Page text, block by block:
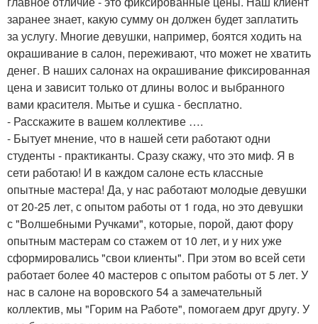
заранее знает, какую сумму он должен будет заплатить
за услугу. Многие девушки, например, боятся ходить на
окрашивание в салон, переживают, что может не хватить
денег. В наших салонах на окрашивание фиксированная
цена и зависит только от длины волос и выбранного
вами красителя. Мытье и сушка - бесплатно.
- Расскажите в вашем коллективе ….
- Бытует мнение, что в нашей сети работают одни
студенты - практиканты. Сразу скажу, что это миф. Я в
сети работаю! И в каждом салоне есть классные
опытные мастера! Да, у нас работают молодые девушки
от 20-25 лет, с опытом работы от 1 года, но это девушки
с "Волшебными Ручками", которые, порой, дают фору
опытным мастерам со стажем от 10 лет, и у них уже
сформировались "свои клиенты". При этом во всей сети
работает более 40 мастеров с опытом работы от 5 лет. У
нас в салоне на воровского 54 а замечательный
коллектив, мы "Горим на Работе", помогаем друг другу. У